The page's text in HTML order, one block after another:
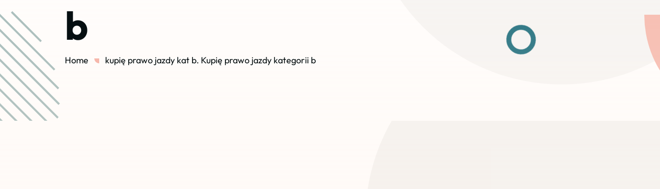
b
Home kupię prawo jazdy kat b. Kupię prawo jazdy kategorii b